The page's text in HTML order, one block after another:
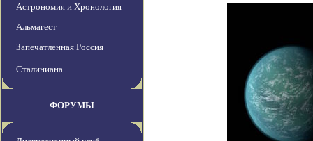
Астрономия и Хронология
Альмагест
Запечатленная Россия
Сталиниана
ФОРУМЫ